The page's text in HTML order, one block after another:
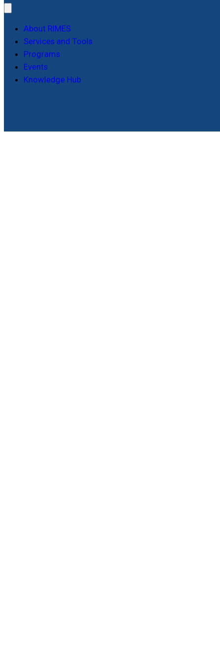
About RIMES
Services and Tools
Programs
Events
Knowledge Hub